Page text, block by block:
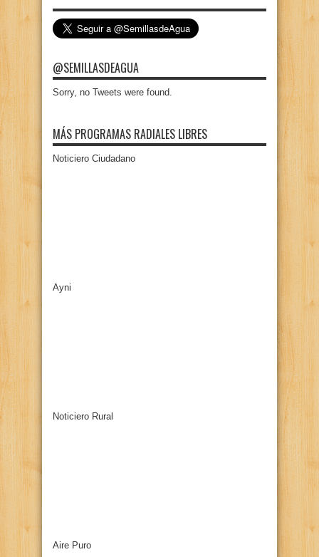
@SEMILLASDEAGUA
Sorry, no Tweets were found.
MÁS PROGRAMAS RADIALES LIBRES
Noticiero Ciudadano
Ayni
Noticiero Rural
Aire Puro